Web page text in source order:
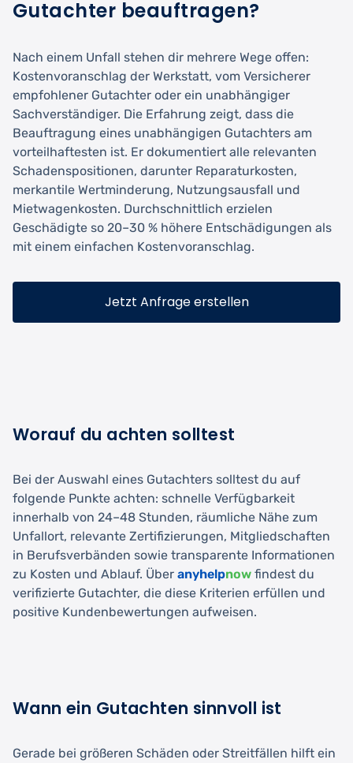
Gutachter beauftragen?
Nach einem Unfall stehen dir mehrere Wege offen:
Kostenvoranschlag der Werkstatt, vom Versicherer
empfohlener Gutachter oder ein unabhängiger
Sachverständiger. Die Erfahrung zeigt, dass die
Beauftragung eines unabhängigen Gutachters am
vorteilhaftesten ist. Er dokumentiert alle relevanten
Schadenspositionen, darunter Reparaturkosten,
merkantile Wertminderung, Nutzungsausfall und
Mietwagenkosten. Durchschnittlich erzielen
Geschädigte so 20–30 % höhere Entschädigungen als
mit einem einfachen Kostenvoranschlag.
Jetzt Anfrage erstellen
Worauf du achten solltest
Bei der Auswahl eines Gutachters solltest du auf
folgende Punkte achten: schnelle Verfügbarkeit
innerhalb von 24–48 Stunden, räumliche Nähe zum
Unfallort, relevante Zertifizierungen, Mitgliedschaften
in Berufsverbänden sowie transparente Informationen
zu Kosten und Ablauf. Über anyhelpnow findest du
verifizierte Gutachter, die diese Kriterien erfüllen und
positive Kundenbewertungen aufweisen.
Wann ein Gutachten sinnvoll ist
Gerade bei größeren Schäden oder Streitfällen hilft ein